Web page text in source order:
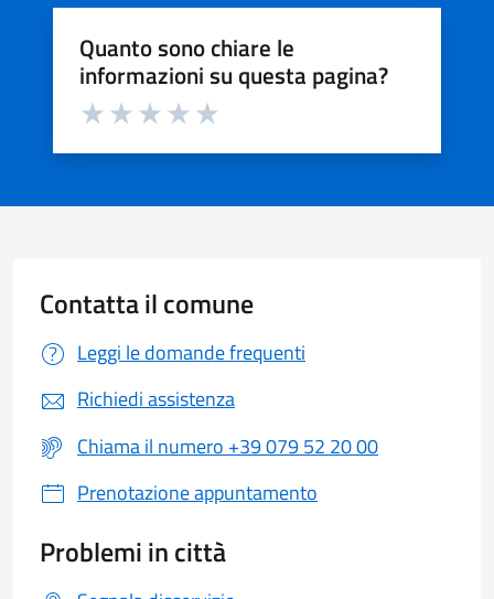
Quanto sono chiare le
informazioni su questa pagina?
Valuta da 1 a 5 stelle la pagina
Contatta il comune
Leggi le domande frequenti
Richiedi assistenza
Chiama il numero +39 079 52 20 00
Prenotazione appuntamento
Problemi in città